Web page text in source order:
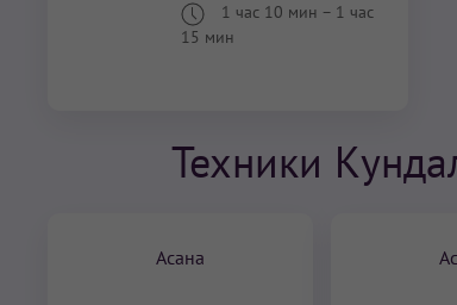
1 час 10 мин – 1 час
15 мин
Техники
Асана